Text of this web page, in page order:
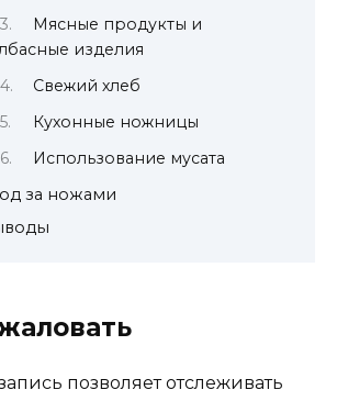
Мясные продукты и
изделия
Свежий хлеб
Кухонные ножницы
Использование мусата
за ножами
позволяет отслеживать